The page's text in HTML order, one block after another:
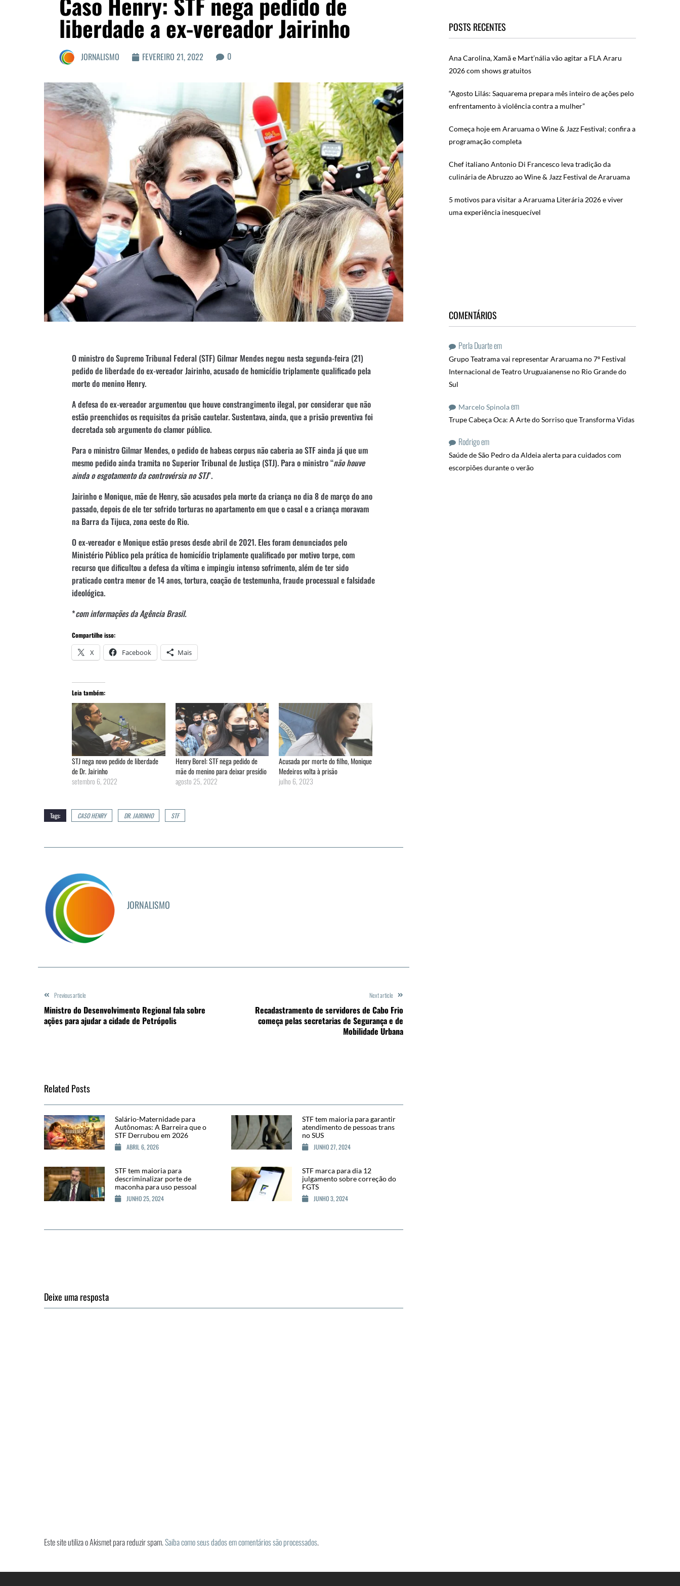
liberdade a ex-vereador Jairinho
JORNALISMO FEVEREIRO 21, 2022 0
O ministro do Supremo Tribunal Federal (STF) Gilmar Mendes negou nesta segunda-feira (21)
pedido de liberdade do ex-vereador Jairinho, acusado de homicídio triplamente qualificado pela
morte do menino Henry.
A defesa do ex-vereador argumentou que houve constrangimento ilegal, por considerar que não
estão preenchidos os requisitos da prisão cautelar. Sustentava, ainda, que a prisão preventiva foi
decretada sob argumento do clamor público.
Para o ministro Gilmar Mendes, o pedido de habeas corpus não caberia ao STF ainda já que um
mesmo pedido ainda tramita no Superior Tribunal de Justiça (STJ). Para o ministro “não houve
ainda o esgotamento da controvérsia no STJ”.
Jairinho e Monique, mãe de Henry, são acusados pela morte da criança no dia 8 de março do ano
passado, depois de ele ter sofrido torturas no apartamento em que o casal e a criança moravam
na Barra da Tijuca, zona oeste do Rio.
O ex-vereador e Monique estão presos desde abril de 2021. Eles foram denunciados pelo
Ministério Público pela prática de homicídio triplamente qualificado por motivo torpe, com
recurso que dificultou a defesa da vítima e impingiu intenso sofrimento, além de ter sido
praticado contra menor de 14 anos, tortura, coação de testemunha, fraude processual e falsidade
ideológica.
*com informações da Agência Brasil.
Compartilhe isso:
X Facebook Mais
Leia também:
STJ nega novo pedido de liberdade
de Dr. Jairinho
setembro 6, 2022
Henry Borel: STF nega pedido de
mãe do menino para deixar presídio
agosto 25, 2022
Acusada por morte do filho, Monique
Medeiros volta à prisão
julho 6, 2023
Tags: CASO HENRY DR. JAIRINHO STF
JORNALISMO
Previous article
Ministro do Desenvolvimento Regional fala sobre
ações para ajudar a cidade de Petrópolis
Next article
Recadastramento de servidores de Cabo Frio
começa pelas secretarias de Segurança e de
Mobilidade Urbana
Related Posts
Salário-Maternidade para
Autônomas: A Barreira que o
STF Derrubou em 2026
ABRIL 6, 2026
STF tem maioria para garantir
atendimento de pessoas trans
no SUS
JUNHO 27, 2024
STF tem maioria para
descriminalizar porte de
maconha para uso pessoal
JUNHO 25, 2024
STF marca para dia 12
julgamento sobre correção do
FGTS
JUNHO 3, 2024
Deixe uma resposta
Este site utiliza o Akismet para reduzir spam.Saiba como seus dados em comentários são processados.
POSTS RECENTES
Ana Carolina, Xamã e Mart’nália vão agitar a FLA Araru
2026 com shows gratuitos
“Agosto Lilás: Saquarema prepara mês inteiro de ações pelo
enfrentamento à violência contra a mulher”
Começa hoje em Araruama o Wine & Jazz Festival; confira a
programação completa
Chef italiano Antonio Di Francesco leva tradição da
culinária de Abruzzo ao Wine & Jazz Festival de Araruama
5 motivos para visitar a Araruama Literária 2026 e viver
uma experiência inesquecível
COMENTÁRIOS
Perla Duarteem
Grupo Teatrama vai representar Araruama no 7º Festival
Internacional de Teatro Uruguaianense no Rio Grande do
Sul
Marcelo Spinolaem
Trupe Cabeça Oca: A Arte do Sorriso que Transforma Vidas
Rodrigoem
Saúde de São Pedro da Aldeia alerta para cuidados com
escorpiões durante o verão